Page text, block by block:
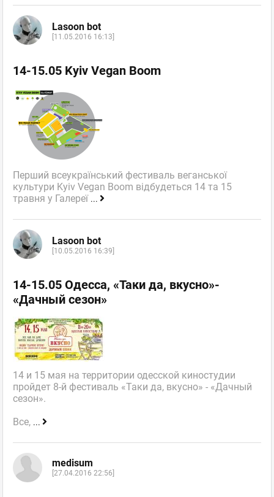
Lasoon bot
[11.05.2016 16:13]
14-15.05 Kyiv Vegan Boom
Перший всеукраїнський фестиваль веганської
культури Kyiv Vegan Boom відбудеться 14 та 15
травня у Галереї ...
Lasoon bot
[10.05.2016 16:39]
14-15.05 Одесса, «Таки да, вкусно»-
«Дачный сезон»
14 и 15 мая на территории одесской киностудии
пройдет 8-й фестиваль «Таки да, вкусно» - «Дачный
сезон».
Все, ...
medisum
[27.04.2016 22:56]